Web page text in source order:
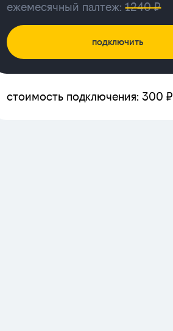
ежемесячный палтеж:1240 ₽
подключить
стоимость подключения: 300 ₽